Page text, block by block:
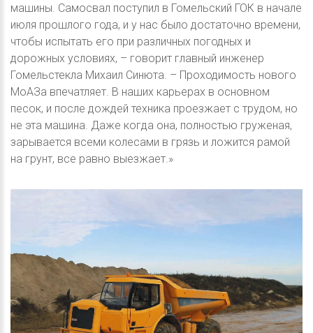
машины. Самосвал поступил в Гомельский ГОК в начале
июля прошлого года, и у нас было достаточно времени,
чтобы испытать его при различных погодных и
дорожных условиях, – говорит главный инженер
Гомельстекла Михаил Синюта. – Проходимость нового
МоАЗа впечатляет. В наших карьерах в основном
песок, и после дождей техника проезжает с трудом, но
не эта машина. Даже когда она, полностью груженая,
зарывается всеми колесами в грязь и ложится рамой
на грунт, все равно выезжает.»